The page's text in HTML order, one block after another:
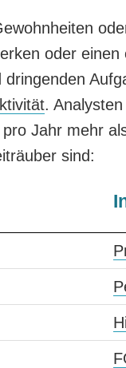
oder
.
Jahr mehr
sind: